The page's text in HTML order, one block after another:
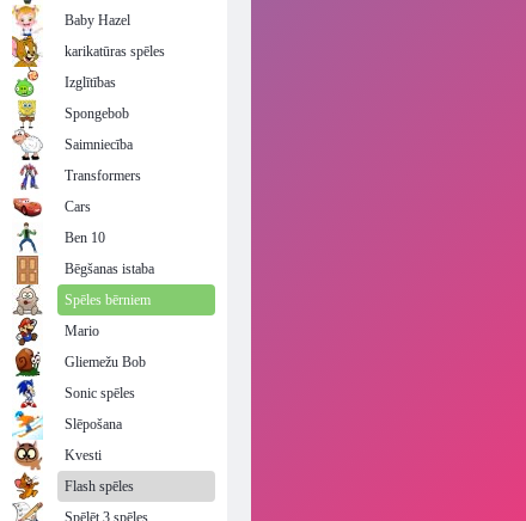
Baby Hazel
karikatūras spēles
Izglītības
Spongebob
Saimniecība
Transformers
Cars
Ben 10
Bēgšanas istaba
Spēles bērniem
Mario
Gliemežu Bob
Sonic spēles
Slēpošana
Kvesti
Flash spēles
Spēlēt 3 spēles